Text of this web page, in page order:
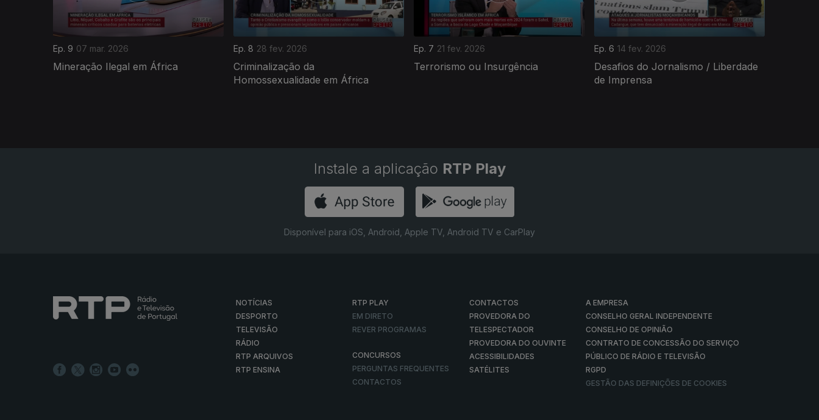
Ep. 9 07 mar. 2026
Mineração Ilegal em África
Ep. 8 28 fev. 2026
Criminalização da
Homossexualidade em África
Ep. 7 21 fev. 2026
Terrorismo ou Insurgência
Ep. 6 14 fev. 2026
Desafios do Jornalismo / Liberdade
de Imprensa
Instale a aplicação RTP Play
Disponível para iOS, Android, Apple TV, Android TV e CarPlay
NOTÍCIAS
DESPORTO
TELEVISÃO
RÁDIO
RTP ARQUIVOS
RTP ENSINA
RTP PLAY
EM DIRETO
REVER PROGRAMAS
CONCURSOS
PERGUNTAS FREQUENTES
CONTACTOS
CONTACTOS
PROVEDORA DO
TELESPECTADOR
PROVEDORA DO OUVINTE
ACESSIBILIDADES
SATÉLITES
A EMPRESA
CONSELHO GERAL INDEPENDENTE
CONSELHO DE OPINIÃO
CONTRATO DE CONCESSÃO DO SERVIÇO
PÚBLICO DE RÁDIO E TELEVISÃO
RGPD
GESTÃO DAS DEFINIÇÕES DE COOKIES